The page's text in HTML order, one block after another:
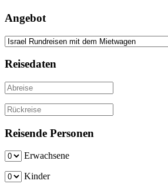
Angebot
Reisedaten
Reisende Personen
Erwachsene
Kinder